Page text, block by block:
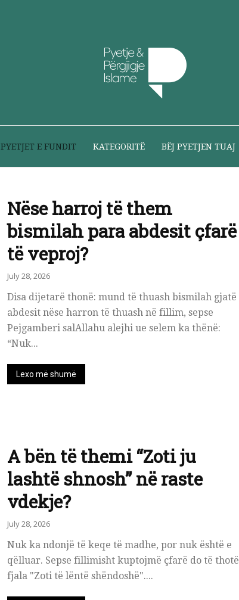
dhe
përgjigje
PYETJET E FUNDIT KATEGORITË BËJ PYETJEN TUAJ
Nëse harroj të them
bismilah para abdesit çfarë
të veproj?
July 28, 2026
Disa dijetarë thonë: mund të thuash bismilah gjatë
abdesit nëse harron të thuash në fillim, sepse
Pejgamberi salAllahu alejhi ue selem ka thënë:
“Nuk...
Lexo më shumë
A bën të themi “Zoti ju
lashtë shnosh” në raste
vdekje?
July 28, 2026
​Nuk ka ndonjë të keqe të madhe, por nuk është e
qëlluar. Sepse fillimisht kuptojmë çfarë do të thotë
fjala "Zoti të lëntë shëndoshë"....